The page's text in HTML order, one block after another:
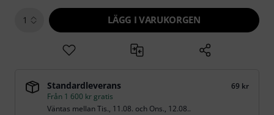
1 LÄGG I VARUKORGEN
Standardleverans
69 kr
Från 1 600 kr gratis
Väntas mellanTis., 11.08. och Ons., 12.08..